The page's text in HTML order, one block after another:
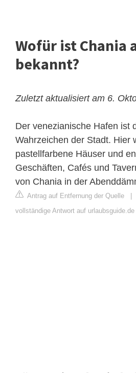
Wofür ist Chania
bekannt?
Zuletzt aktualisiert am 6.
Der venezianische Hafen ist
Wahrzeichen der Stadt. Hier
pastellfarbene Häuser und
Geschäften, Cafés und
von Chania in der
Antrag auf Entfernung der Quelle
vollständige Antwort auf urlaubsguide.de